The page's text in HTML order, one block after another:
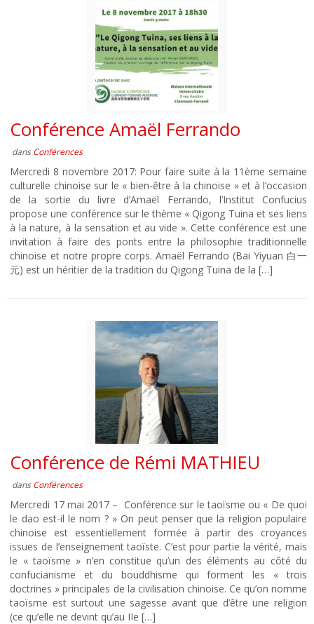
Conférence Amaël Ferrando
dansConférences
Mercredi 8 novembre 2017: Pour faire suite à la 11ème semaine
culturelle chinoise sur le « bien-être à la chinoise » et à l’occasion
de la sortie du livre d’Amaël Ferrando, l’Institut Confucius
propose une conférence sur le thème « Qigong Tuina et ses liens
à la nature, à la sensation et au vide ». Cette conférence est une
invitation à faire des ponts entre la philosophie traditionnelle
chinoise et notre propre corps. Amaël Ferrando (Bai Yiyuan 白一
元) est un héritier de la tradition du Qigong Tuina de la […]
Conférence de Rémi MATHIEU
dansConférences
Mercredi 17 mai 2017 – Conférence sur le taoïsme ou « De quoi
le dao est-il le nom ? » On peut penser que la religion populaire
chinoise est essentiellement formée à partir des croyances
issues de l’enseignement taoïste. C’est pour partie la vérité, mais
le « taoïsme » n’en constitue qu’un des éléments au côté du
confucianisme et du bouddhisme qui forment les « trois
doctrines » principales de la civilisation chinoise. Ce qu’on nomme
taoïsme est surtout une sagesse avant que d’être une religion
(ce qu’elle ne devint qu’au IIe […]